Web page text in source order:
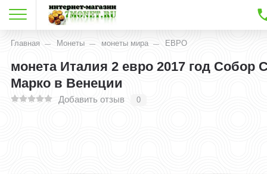
Главная Монеты монеты мира ЕВРО
монета Италия 2 евро 2017 год Собор
Марко в Венеции
Добавить отзыв 0